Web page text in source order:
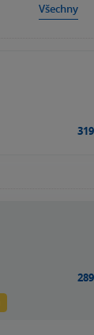
Všechny